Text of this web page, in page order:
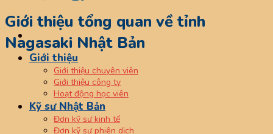
Giới thiệu
Giới thiệu chuyên viên
Giới thiệu công ty
Hoạt động học viên
Kỹ sư Nhật Bản
Đơn kỹ sư kinh tế
Đơn kỹ sư phiên dịch
Giới thiệu tổng quan về tỉnh
Nagasaki Nhật Bản